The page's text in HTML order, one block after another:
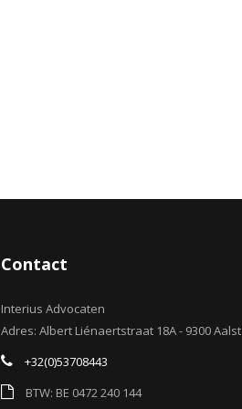
Contact
Interius Advocaten
Adres: Albert Liénaertstraat 18A - 9300 Aalst
+32(0)53708443
BTW: BE 0472 240 144